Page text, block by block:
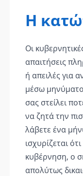
Η
Οι
απαιτήσεις
ή απειλές για
μέσω
σας στείλει
να ζητά την
λάβετε ένα
ισχυρίζεται
κυβέρνηση, ο
απολύτως